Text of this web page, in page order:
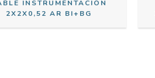
INSTRUMENTACIÓN
2X2X0,52 AR BI+BG